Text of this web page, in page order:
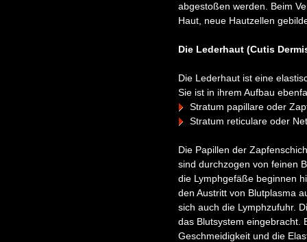
abgestoßen werden. Beim
Haut, neue Hautzellen
Die Lederhaut (Cutis
Die Lederhaut ist eine
Sie ist in ihrem Aufbau
Stratum papillare oder
Stratum reticulare oder
Die Papillen der
sind durchzogen von feinen
die Lymphgefäße beginnen
den Austritt von Blutplasma
sich auch die Lymphzufuhr.
das Blutsystem eingebracht.
Geschmeidigkeit und die